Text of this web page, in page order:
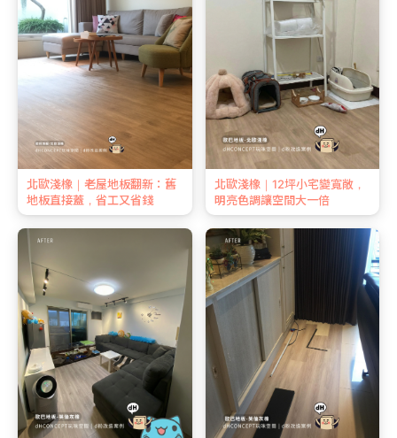
北歐淺橡｜老屋地板翻新：舊
地板直接蓋，省工又省錢
北歐淺橡｜12坪小宅變寬敞，
明亮色調讓空間大一倍